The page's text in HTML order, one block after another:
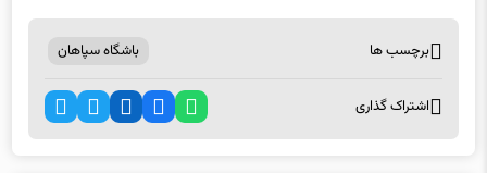
برچسب ها باشگاه سپاهان
اشتراک گذاری